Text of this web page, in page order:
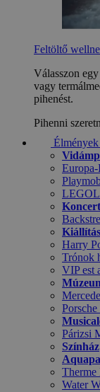
Feltöltő
Válasszon
vagy
pihenést.
Pihenni
Élmények
Europa-
Harry
Trónok
VIP est
Párizsi
Színház
Therme
Water